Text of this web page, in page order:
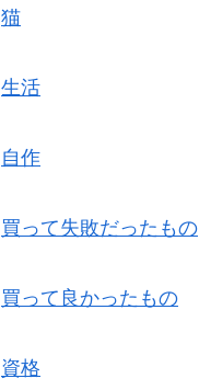
猫
生活
自作
買って失敗だったもの
買って良かったもの
資格